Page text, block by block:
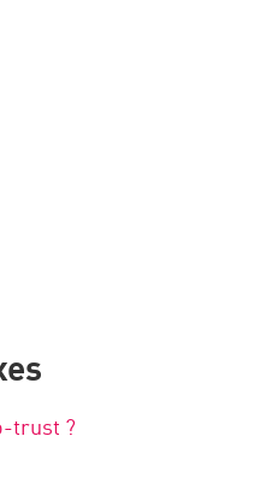
trust ?